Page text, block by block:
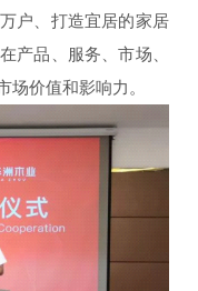
户、打造宜居的家居
产品、服务、市场、
价值和影响力。